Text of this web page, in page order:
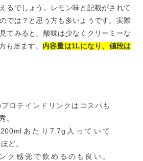
るでしょう。レモン味と記載がされて
では？と思う方も多いようです。実際
てみると、酸味は少なくクリーミーな
も居ます。 内容量は1Lになり、値段は
ロテインドリンクはコスパも
。
あたり7.7g入っていて
ど。
ク感覚で飲めるのも良い。